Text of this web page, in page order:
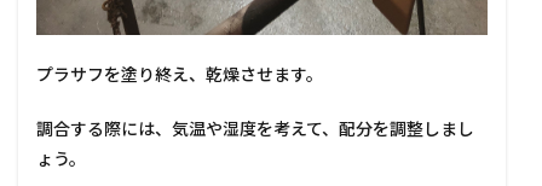
プラサフを塗り終え、乾燥させます。
調合する際には、気温や湿度を考えて、配分を調整しまし
ょう。